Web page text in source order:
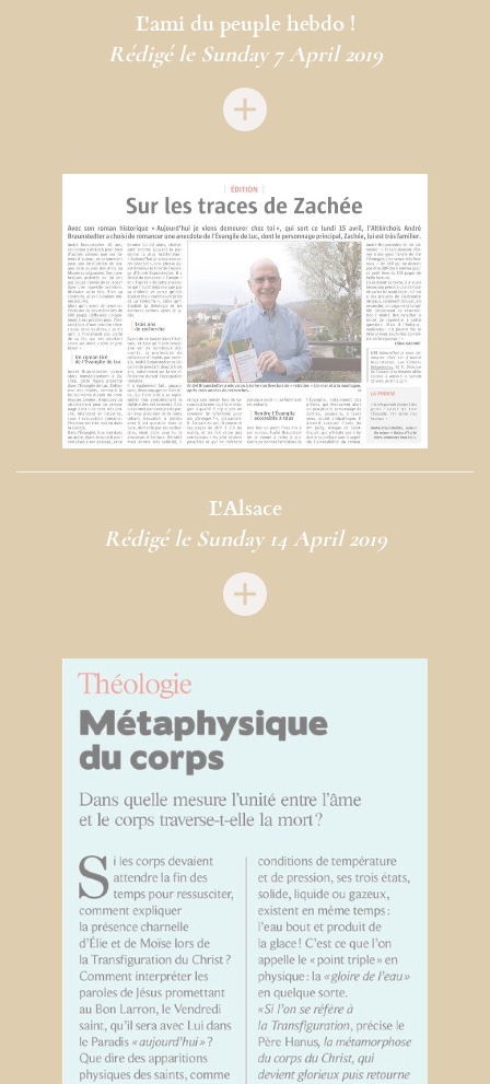
L'ami du peuple hebdo !
Rédigé le Sunday 7 April 2019
L'Alsace
Rédigé le Sunday 14 April 2019